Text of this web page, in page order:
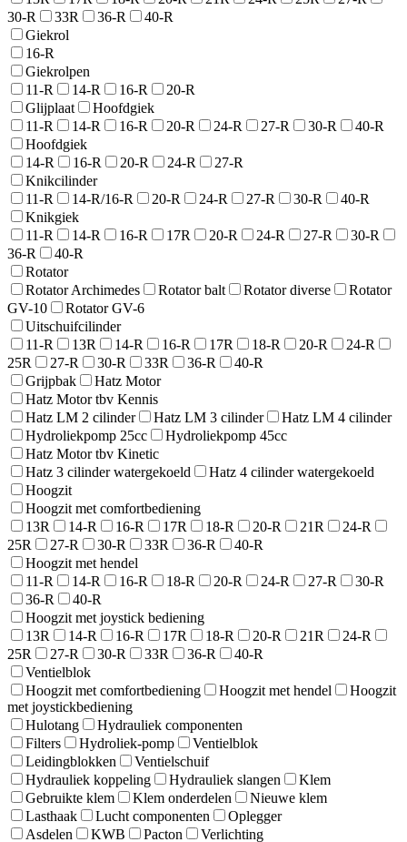
30-R
33R 36-R
40-R
Giekrol
16-R
Giekrolpen
11-R
14-R 16-R
20-R
Glijplaat
Hoofdgiek
11-R
14-R 16-R 20-R 24-R 27-R 30-R
40-R
Hoofdgiek
14-R
16-R 20-R 24-R
27-R
Knikcilinder
11-R
14-R/16-R 20-R 24-R 27-R 30-R
40-R
Knikgiek
11-R
14-R 16-R 17R 20-R 24-R 27-R
30-R
36-R
40-R
Rotator
Rotator Archimedes
Rotator balt Rotator diverse
Rotator
GV-10
Rotator GV-6
Uitschuifcilinder
11-R
13R 14-R 16-R 17R 18-R 20-R
24-R
25R
27-R 30-R 33R 36-R
40-R
Grijpbak
Hatz Motor
Hatz Motor tbv Kennis
Hatz LM 2 cilinder
Hatz LM 3 cilinder
Hatz LM 4 cilinder
Hydroliekpomp 25cc
Hydroliekpomp 45cc
Hatz Motor tbv Kinetic
Hatz 3 cilinder watergekoeld
Hatz 4 cilinder watergekoeld
Hoogzit
Hoogzit met comfortbediening
13R
14-R 16-R 17R 18-R 20-R 21R
24-R
25R
27-R 30-R 33R 36-R
40-R
Hoogzit met hendel
11-R
14-R 16-R 18-R 20-R 24-R 27-R
30-R
36-R
40-R
Hoogzit met joystick bediening
13R
14-R 16-R 17R 18-R 20-R 21R
24-R
25R
27-R 30-R 33R 36-R
40-R
Ventielblok
Hoogzit met comfortbediening
Hoogzit met hendel
Hoogzit
met joystickbediening
Hulotang
Hydrauliek componenten
Filters
Hydroliek-pomp
Ventielblok
Leidingblokken
Ventielschuif
Hydrauliek koppeling
Hydrauliek slangen
Klem
Gebruikte klem
Klem onderdelen
Nieuwe klem
Lasthaak
Lucht componenten
Oplegger
Asdelen
KWB Pacton
Verlichting